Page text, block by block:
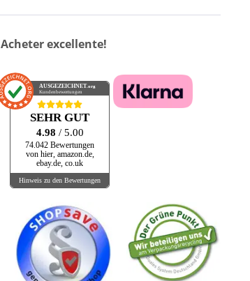
Acheter excellente!
AUSGEZEICHNET .org
Kundenbewertungen
SEHR GUT
4.98 / 5.00
74.042 Bewertungen
von hier, amazon.de,
ebay.de, co.uk
Hinweis zu den Bewertungen